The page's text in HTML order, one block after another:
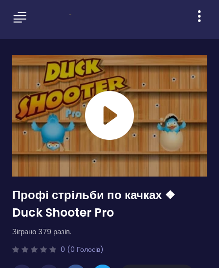
Профі стрільби по качках ❖
Duck Shooter Pro
Зіграно 379 разів.
0 (0 Голосів)